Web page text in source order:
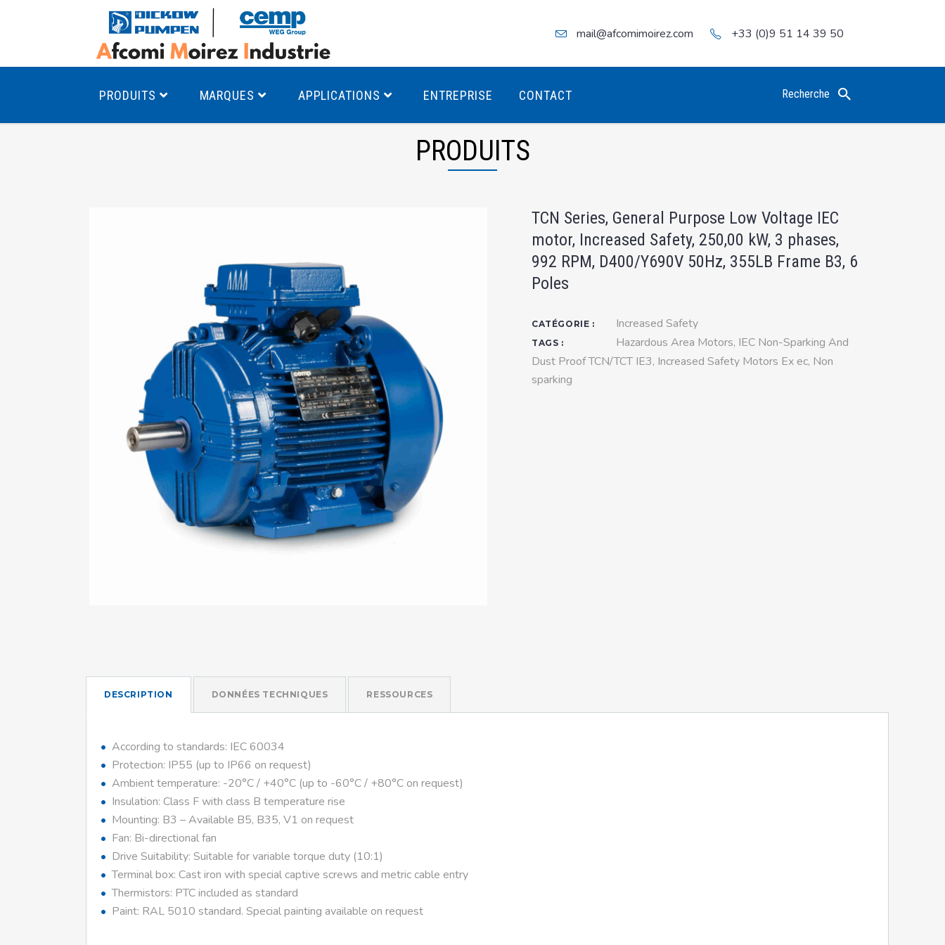
mail@afcomimoirez.com +33 (0)9 51 14 39 50
PRODUITS
Moteurs Antidéflagrants ÉCO T4
Moteurs Antidéflagrants ÉCO T3
Moteurs standards (non
Antidéflagrants)
Moteurs Antidéflagrants NEMA
(Normes Américaines)
MARQUES APPLICATIONS ENTREPRISE CONTACT Recherche
PRODUITS
TCN Series, General Purpose Low Voltage IEC
motor, Increased Safety, 250,00 kW, 3 phases,
992 RPM, D400/Y690V 50Hz, 355LB Frame B3, 6
Poles
CATÉGORIE : Increased Safety
TAGS : Hazardous Area Motors, IEC Non-Sparking And
Dust Proof TCN/TCT IE3, Increased Safety Motors Ex ec, Non
sparking
DESCRIPTION DONNÉES TECHNIQUES RESSOURCES
According to standards: IEC 60034
Protection: IP55 (up to IP66 on request)
Ambient temperature: -20°C / +40°C (up to -60°C / +80°C on request)
Insulation: Class F with class B temperature rise
Mounting: B3 – Available B5, B35, V1 on request
Fan: Bi-directional fan
Drive Suitability: Suitable for variable torque duty (10:1)
Terminal box: Cast iron with special captive screws and metric cable entry
Thermistors: PTC included as standard
Paint: RAL 5010 standard. Special painting available on request